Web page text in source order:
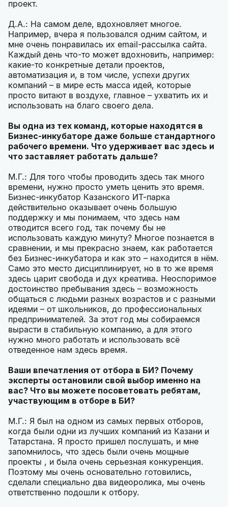
проект.
Д.А.: На самом деле, вдохновляет многое.
Например, вчера я пользовался одним сайтом, и
мне очень понравилась их email-рассылка сайта.
Каждый день что-то может вдохновить, например:
какие-то конкретные детали проектов,
автоматизация и, в том числе, успехи других
компаний – в мире есть масса идей, которые
просто витают в воздухе, главное – ухватить их и
использовать на благо своего дела.
Вы одна из тех команд, которые находятся в
Бизнес-инкубаторе даже больше стандартного
рабочего времени. Что удерживает вас здесь и
что заставляет работать дальше?
М.Г.: Для того чтобы проводить здесь так много
времени, нужно просто уметь ценить это время.
Бизнес-инкубатор Казанского ИТ-парка
действительно оказывает очень большую
поддержку и мы понимаем, что здесь нам
отводится всего год, так почему бы не
использовать каждую минуту? Многое познается в
сравнении, и мы прекрасно знаем, как работается
без Бизнес-инкубатора и как это – находится в нём.
Само это место дисциплинирует, но в то же время
здесь царит свобода и дух креатива. Неоспоримое
достоинство пребывания здесь – возможность
общаться с людьми разных возрастов и с разными
идеями – от школьников, до профессиональных
предпринимателей. За этот год мы собираемся
вырасти в стабильную компанию, а для этого
нужно много работать и использовать всё
отведенное нам здесь время.
Ваши впечатления от отбора в БИ? Почему
эксперты остановили свой выбор именно на
вас? Что вы можете посоветовать ребятам,
участвующим в отборе в БИ?
М.Г.: Я был на одном из самых первых отборов,
когда были одни из лучших компаний из Казани и
Татарстана. Я просто пришел послушать, и мне
запомнилось, что здесь были очень мощные
проекты , и была очень серьезная конкуренция.
Поэтому мы очень основательно готовились,
сделали специально два видеоролика, мы очень
ответственно подошли к отбору.